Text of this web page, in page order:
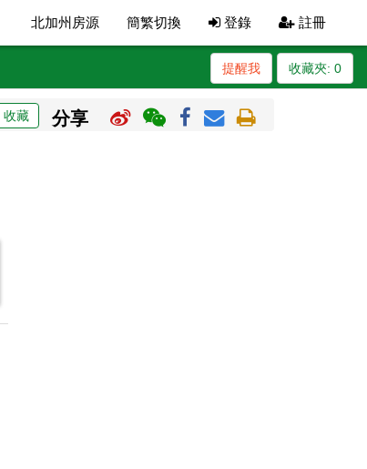
北加州房源 簡繁切換 登錄 註冊
收藏夾: 0
提醒我
收藏 分享